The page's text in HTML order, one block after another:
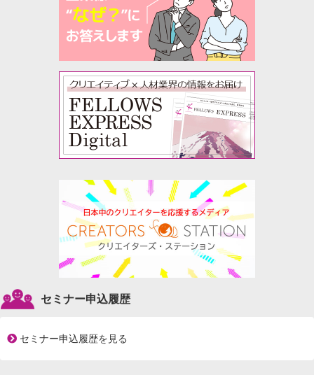
セミナー申込履歴
セミナー申込履歴を見る